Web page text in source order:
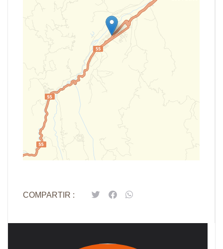
Leaflet | Map data ©
COMPARTIR :